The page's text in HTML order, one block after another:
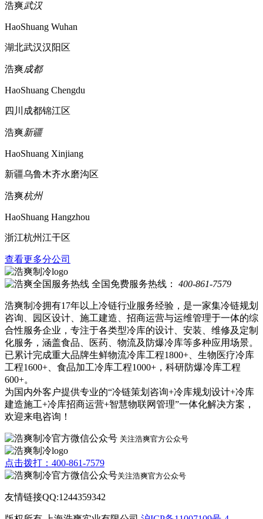
浩爽武汉
HaoShuang Wuhan
湖北武汉汉阳区
浩爽成都
HaoShuang Chengdu
四川成都锦江区
浩爽新疆
HaoShuang Xinjiang
新疆乌鲁木齐水磨沟区
浩爽杭州
HaoShuang Hangzhou
浙江杭州江干区
查看更多分公司
全国免费服务热线： 400-861-7579
浩爽制冷拥有17年以上冷链行业服务经验，是一家集冷链规划
咨询、园区设计、施工建造、招商运营与运维管理于一体的综
合性服务企业，专注于各类型冷库的设计、安装、维修及定制
化服务，涵盖食品、医药、物流及防爆冷库等多种应用场景。
已累计完成重大品牌生鲜物流冷库工程1800+、生物医疗冷库
工程1600+、食品加工冷库工程1000+，科研防爆冷库工程
600+。
为国内外客户提供专业的“冷链策划咨询+冷库规划设计+冷库
建造施工+冷库招商运营+智慧物联网管理”一体化解决方案，
欢迎来电咨询！
关注浩爽官方公众号
点击拨打：400-861-7579
关注浩爽官方公众号
友情链接QQ:1244359342